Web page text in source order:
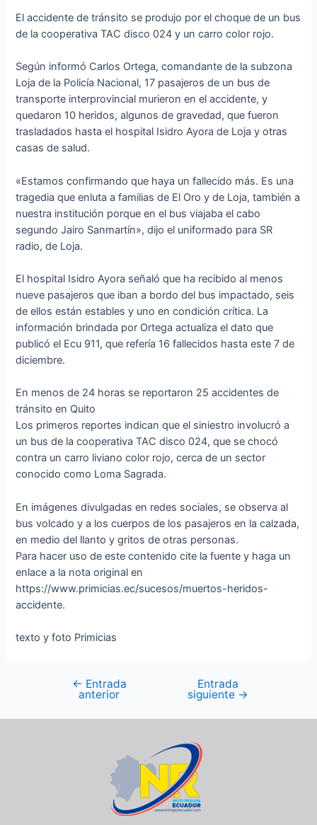
El accidente de tránsito se produjo por el choque de un bus
de la cooperativa TAC disco 024 y un carro color rojo.
Según informó Carlos Ortega, comandante de la subzona
Loja de la Policía Nacional, 17 pasajeros de un bus de
transporte interprovincial murieron en el accidente, y
quedaron 10 heridos, algunos de gravedad, que fueron
trasladados hasta el hospital Isidro Ayora de Loja y otras
casas de salud.
«Estamos confirmando que haya un fallecido más. Es una
tragedia que enluta a familias de El Oro y de Loja, también a
nuestra institución porque en el bus viajaba el cabo
segundo Jairo Sanmartín», dijo el uniformado para SR
radio, de Loja.
El hospital Isidro Ayora señaló que ha recibido al menos
nueve pasajeros que iban a bordo del bus impactado, seis
de ellos están estables y uno en condición crítica. La
información brindada por Ortega actualiza el dato que
publicó el Ecu 911, que refería 16 fallecidos hasta este 7 de
diciembre.
En menos de 24 horas se reportaron 25 accidentes de
tránsito en Quito
Los primeros reportes indican que el siniestro involucró a
un bus de la cooperativa TAC disco 024, que se chocó
contra un carro liviano color rojo, cerca de un sector
conocido como Loma Sagrada.
En imágenes divulgadas en redes sociales, se observa al
bus volcado y a los cuerpos de los pasajeros en la calzada,
en medio del llanto y gritos de otras personas.
Para hacer uso de este contenido cite la fuente y haga un
enlace a la nota original en
https://www.primicias.ec/sucesos/muertos-heridos-
accidente.
texto y foto Primicias
← Entrada
anterior
Entrada
siguiente →